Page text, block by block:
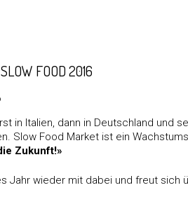
FOOD 2016
in Italien, dann in Deutschland und
Slow Food Market ist ein
Zukunft!»
Jahr wieder mit dabei und freut sich